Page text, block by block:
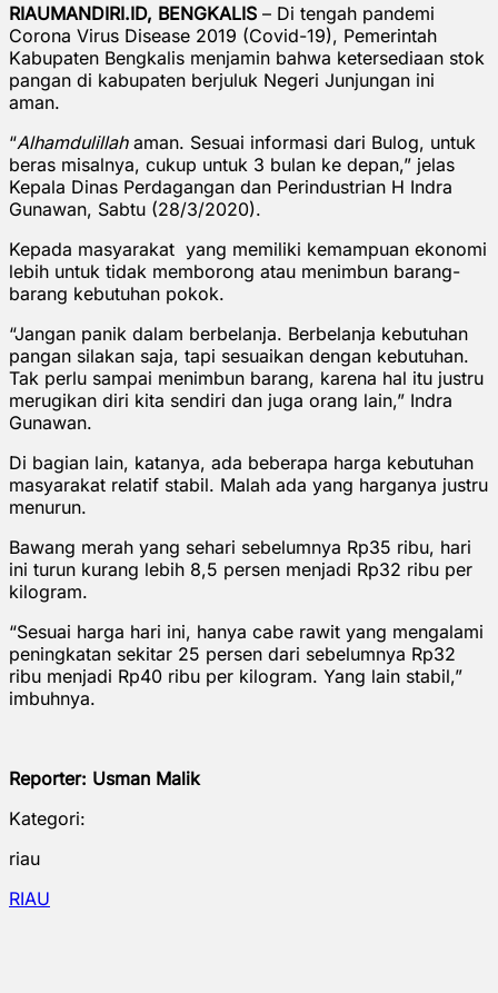
RIAUMANDIRI.ID, BENGKALIS – Di tengah pandemi
Corona Virus Disease 2019 (Covid-19), Pemerintah
Kabupaten Bengkalis menjamin bahwa ketersediaan stok
pangan di kabupaten berjuluk Negeri Junjungan ini
aman.
“Alhamdulillah aman. Sesuai informasi dari Bulog, untuk
beras misalnya, cukup untuk 3 bulan ke depan,” jelas
Kepala Dinas Perdagangan dan Perindustrian H Indra
Gunawan, Sabtu (28/3/2020).
Kepada masyarakat yang memiliki kemampuan ekonomi
lebih untuk tidak memborong atau menimbun barang-
barang kebutuhan pokok.
“Jangan panik dalam berbelanja. Berbelanja kebutuhan
pangan silakan saja, tapi sesuaikan dengan kebutuhan.
Tak perlu sampai menimbun barang, karena hal itu justru
merugikan diri kita sendiri dan juga orang lain,” Indra
Gunawan.
Di bagian lain, katanya, ada beberapa harga kebutuhan
masyarakat relatif stabil. Malah ada yang harganya justru
menurun.
Bawang merah yang sehari sebelumnya Rp35 ribu, hari
ini turun kurang lebih 8,5 persen menjadi Rp32 ribu per
kilogram.
“Sesuai harga hari ini, hanya cabe rawit yang mengalami
peningkatan sekitar 25 persen dari sebelumnya Rp32
ribu menjadi Rp40 ribu per kilogram. Yang lain stabil,”
imbuhnya.
Reporter: Usman Malik
Kategori:
riau
RIAU